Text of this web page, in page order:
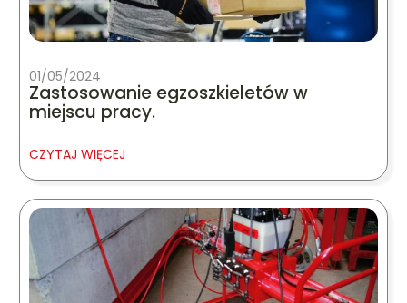
01/05/2024
Zastosowanie egzoszkieletów w
miejscu pracy.
CZYTAJ WIĘCEJ